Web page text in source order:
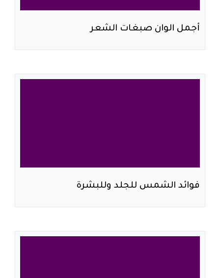
أجمل الوان صبغات الشعر
فوائد الشمس للجلد وللبشرة